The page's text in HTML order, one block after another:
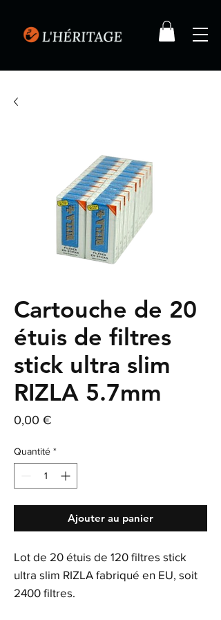
Cartouche de 20
étuis de filtres
stick ultra slim
RIZLA 5.7mm
0,00 €
Quantité *
Ajouter au panier
Lot de 20 étuis de 120 filtres stick
ultra slim RIZLA fabriqué en EU, soit
2400 filtres.